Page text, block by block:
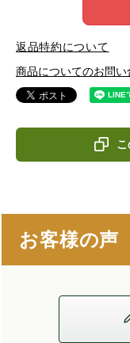
返品特約について
商品についてのお問い
お客様の声